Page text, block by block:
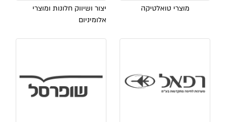
מוצרי טואלטיקה
יצור ושיווק חלונות ומוצרי
אלומיניום